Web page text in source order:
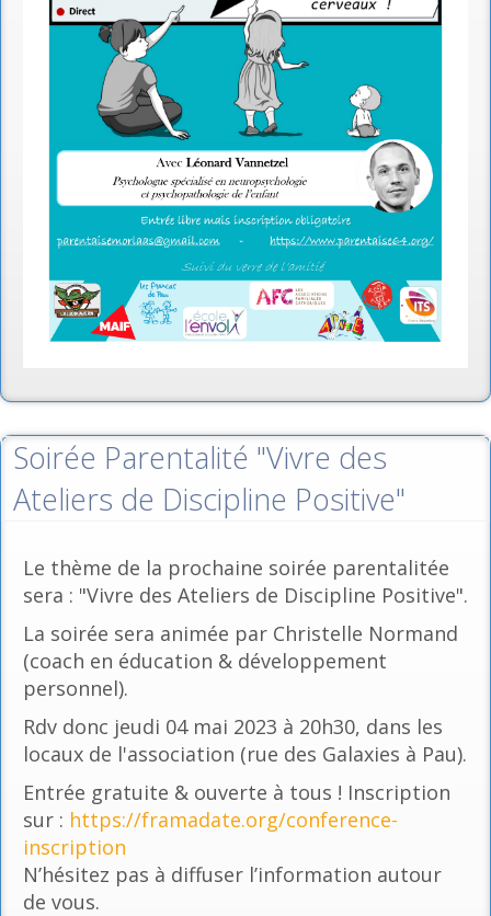
Soirée Parentalité "Vivre des
Ateliers de Discipline Positive"
Le thème de la prochaine soirée parentalitée
sera : "Vivre des Ateliers de Discipline Positive".
La soirée sera animée par Christelle Normand
(coach en éducation & développement
personnel).
Rdv donc jeudi 04 mai 2023 à 20h30, dans les
locaux de l'association (rue des Galaxies à Pau).
Entrée gratuite & ouverte à tous ! Inscription
sur : https://framadate.org/conference-
inscription
N’hésitez pas à diffuser l’information autour
de vous.